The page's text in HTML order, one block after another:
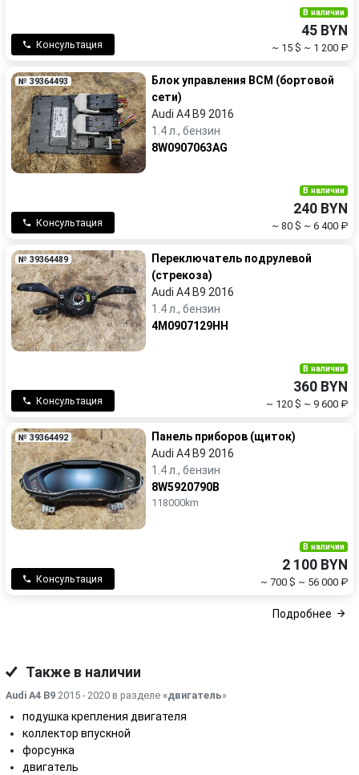
Консультация
В наличии
45 BYN
~ 15 $ ~ 1 200 ₽
№ 39364493
Блок управления BCM (бортовой
сети)
Audi A4 B9 2016
1.4 л., бензин
8W0907063AG
Консультация
В наличии
240 BYN
~ 80 $ ~ 6 400 ₽
№ 39364489
Переключатель подрулевой
(стрекоза)
Audi A4 B9 2016
1.4 л., бензин
4M0907129HH
Консультация
В наличии
360 BYN
~ 120 $ ~ 9 600 ₽
№ 39364492
Панель приборов (щиток)
Audi A4 B9 2016
1.4 л., бензин
8W5920790B
118000km
Консультация
В наличии
2 100 BYN
~ 700 $ ~ 56 000 ₽
Подробнее
Также в наличии
Audi A4 B9 2015 - 2020 в разделе «двигатель»
подушка крепления двигателя
коллектор впускной
форсунка
двигатель